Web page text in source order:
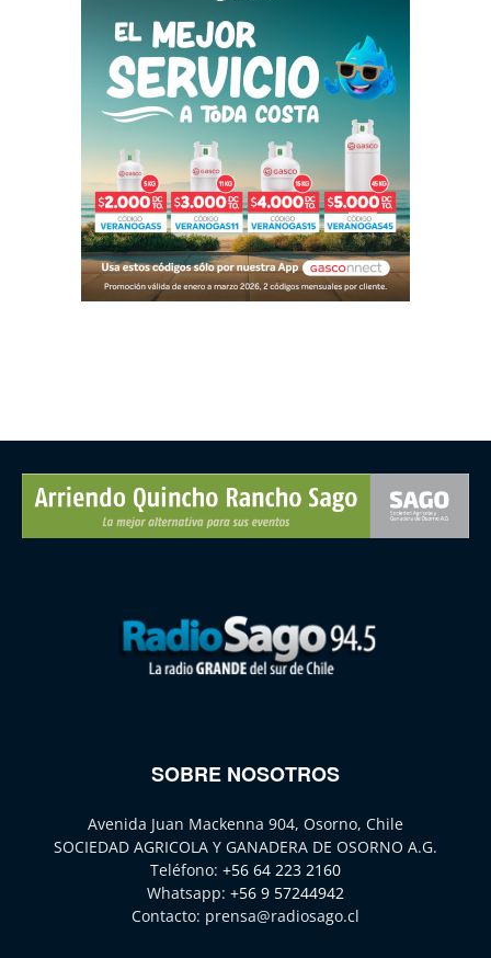
SOBRE NOSOTROS
Avenida Juan Mackenna 904, Osorno, Chile
SOCIEDAD AGRICOLA Y GANADERA DE OSORNO A.G.
Teléfono: +56 64 223 2160
Whatsapp: +56 9 57244942
Contacto: prensa@radiosago.cl